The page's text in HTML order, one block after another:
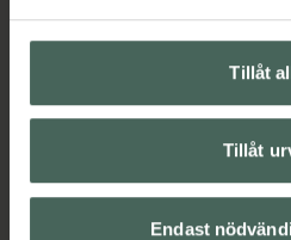
Tillåt
Tillåt
Endast
Handla tryggt
Leverans, betalning och retur
Kundklubb
Sajtens tillgänglighet